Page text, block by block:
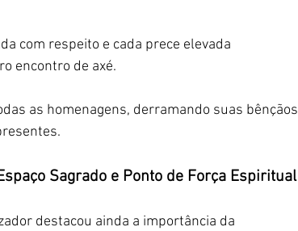
com respeito e cada prece elevada
encontro de axé.
as homenagens, derramando suas bênçãos
Sagrado e Ponto de Força Espiritual
destacou ainda a importância da